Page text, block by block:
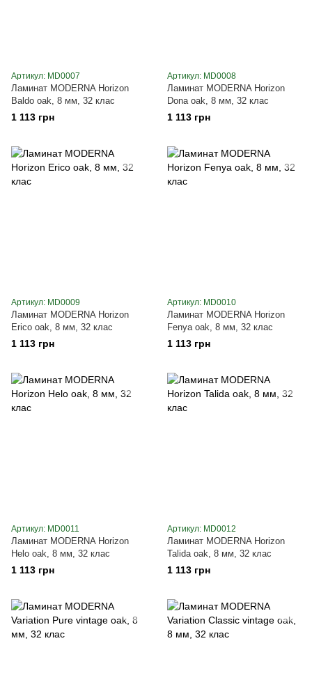
Артикул: MD0007
Ламинат MODERNA Horizon
Baldo oak, 8 мм, 32 клас
1 113 грн
Артикул: MD0008
Ламинат MODERNA Horizon
Dona oak, 8 мм, 32 клас
1 113 грн
Артикул: MD0009
Ламинат MODERNA Horizon
Erico oak, 8 мм, 32 клас
1 113 грн
Артикул: MD0010
Ламинат MODERNA Horizon
Fenya oak, 8 мм, 32 клас
1 113 грн
Артикул: MD0011
Ламинат MODERNA Horizon
Helo oak, 8 мм, 32 клас
1 113 грн
Артикул: MD0012
Ламинат MODERNA Horizon
Talida oak, 8 мм, 32 клас
1 113 грн